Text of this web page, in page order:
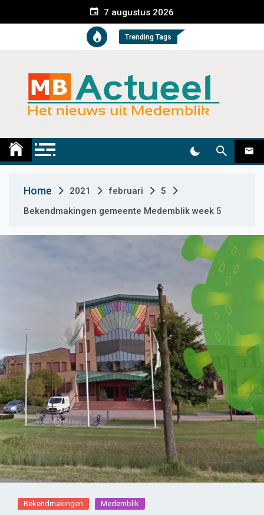
e
t
7 augustus 2026
Trending Tags
Medemblik Actueel
Home 2021 februari
5
Bekendmakingen gemeente Medemblik week 5
Bekendmakingen Medemblik